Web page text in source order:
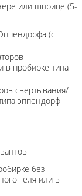
или шприце (5-
(с
в пробирке типа
свертывания/
эппендорф
без
геля или в